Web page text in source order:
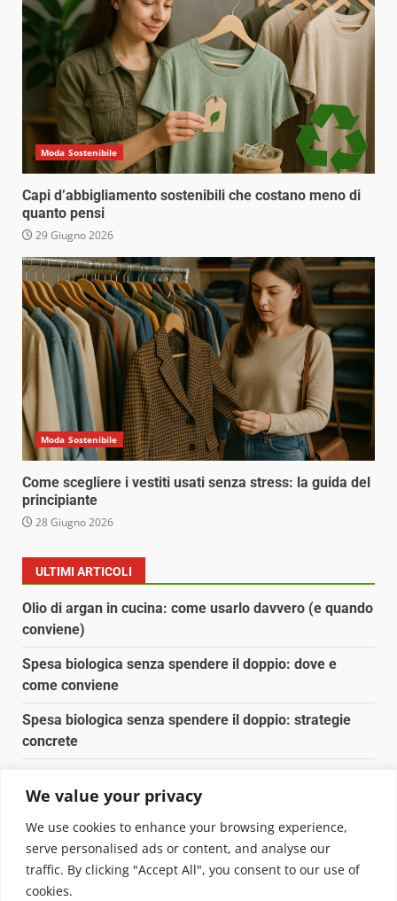
We value your privacy
We use cookies to enhance your browsing experience,
serve personalised ads or content, and analyse our
traffic. By clicking "Accept All", you consent to our use of
cookies.
Moda Sostenibile
Capi d’abbigliamento sostenibili che costano meno di
quanto pensi
29 Giugno 2026
Moda Sostenibile
Come scegliere i vestiti usati senza stress: la guida del
principiante
28 Giugno 2026
ULTIMI ARTICOLI
Olio di argan in cucina: come usarlo davvero (e quando
conviene)
Spesa biologica senza spendere il doppio: dove e
come conviene
Spesa biologica senza spendere il doppio: strategie
concrete
Pulizia naturale della casa: 3 ingredienti che
sostituiscono 10 prodotti chimici
Copyright © 2025 Biopianeta.it proprietà di Jws Media